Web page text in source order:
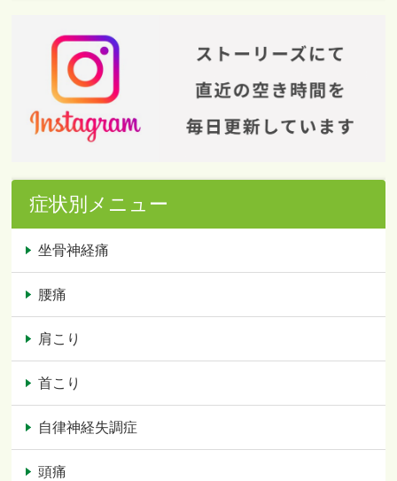
症状別メニュー
坐骨神経痛
腰痛
肩こり
首こり
自律神経失調症
頭痛